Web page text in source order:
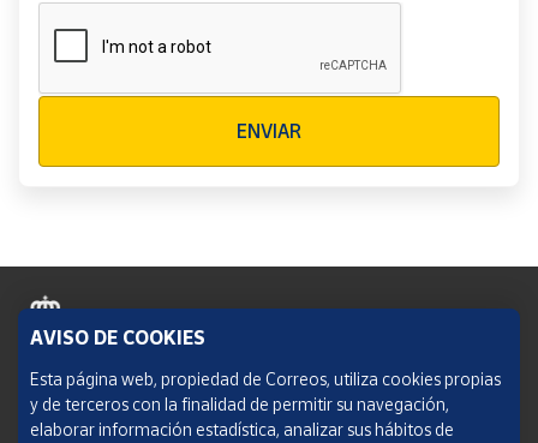
ENVIAR
Política de cookies
Aviso legal
AVISO DE COOKIES
Esta página web, propiedad de Correos, utiliza cookies propias
y de terceros con la finalidad de permitir su navegación,
elaborar información estadística, analizar sus hábitos de